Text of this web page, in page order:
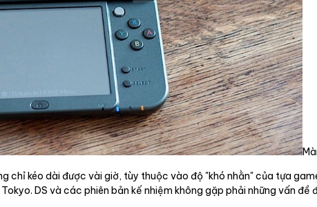
chỉ kéo dài được vài giờ, tùy thuộc vào độ "khó nhằn" của tựa
DS và các phiên bản kế nhiệm không gặp phải những vấn đề